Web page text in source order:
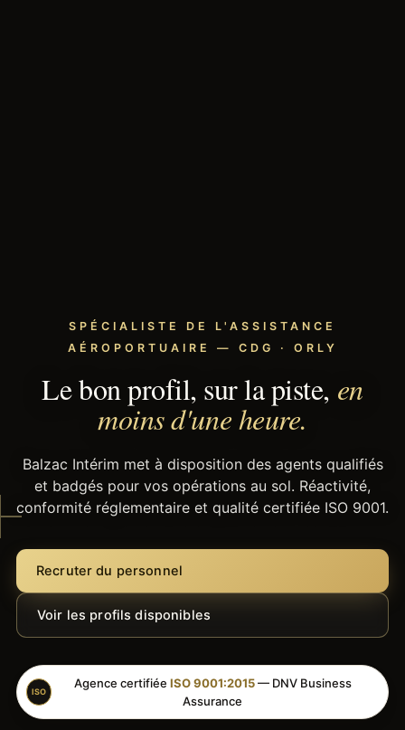
SPÉCIALISTE DE L'ASSISTANCE
AÉROPORTUAIRE — CDG · ORLY
Le bon profil, sur la piste, en
moins d'une heure.
Balzac Intérim met à disposition des agents qualifiés
et badgés pour vos opérations au sol. Réactivité,
conformité réglementaire et qualité certifiée ISO 9001.
Recruter du personnel
Voir les profils disponibles
ISO
Agence certifiée ISO 9001:2015— DNV Business
Assurance